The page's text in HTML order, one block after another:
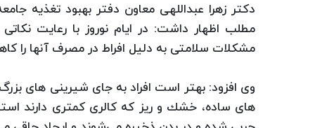
دكتر زهرا عبداللهی معاون دفتر بهبود تغذیه
مطلب اظهار داشت:‌ در ایام نوروز با رعایت
مشكلات سلامتی به دلیل افراط در مصرف آنها را
وی افزود:‌ بهتر است افراد به جای شیرینی های
های ساده، خشك و ریز كه كالری كمتری دارند